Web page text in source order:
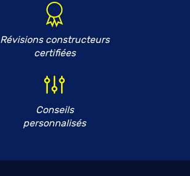
Révisions constructeurs
certifiées
Conseils
personnalisés